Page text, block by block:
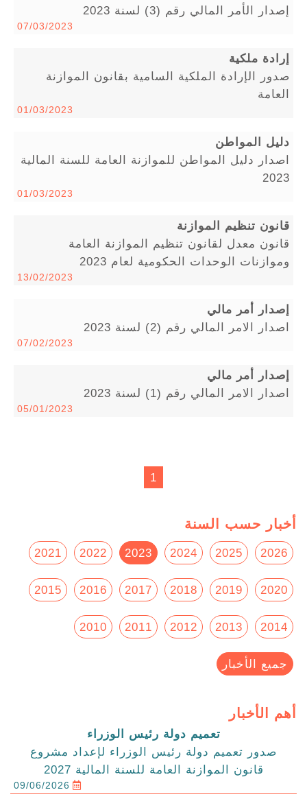
إصدار الأمر المالي رقم (3) لسنة 2023
07/03/2023
إرادة ملكية
صدور الإرادة الملكية السامية بقانون الموازنة
العامة
01/03/2023
دليل المواطن
اصدار دليل المواطن للموازنة العامة للسنة المالية
2023
01/03/2023
قانون تنظيم الموازنة
قانون معدل لقانون تنظيم الموازنة العامة
وموازنات الوحدات الحكومية لعام 2023
13/02/2023
إصدار أمر مالي
اصدار الامر المالي رقم (2) لسنة 2023
07/02/2023
إصدار أمر مالي
اصدار الامر المالي رقم (1) لسنة 2023
05/01/2023
1
أخبار حسب السنة
2026
2025
2024
2023
2022
2021
2020
2019
2018
2017
2016
2015
2014
2013
2012
2011
2010
جميع الأخبار
أهم الأخبار
تعميم دولة رئيس الوزراء
صدور تعميم دولة رئيس الوزراء لإعداد مشروع
قانون الموازنة العامة للسنة المالية 2027
09/06/2026